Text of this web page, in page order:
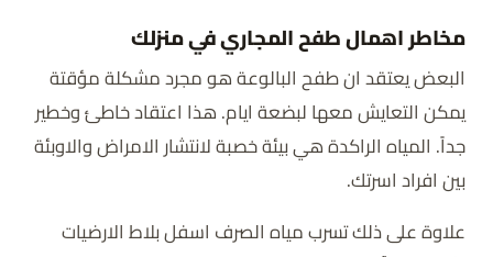
مخاطر اهمال طفح المجاري في منزلك
البعض يعتقد ان طفح البالوعة هو مجرد مشكلة مؤقتة
يمكن التعايش معها لبضعة ايام. هذا اعتقاد خاطئ وخطير
جداً. المياه الراكدة هي بيئة خصبة لانتشار الامراض والاوبئة
بين افراد اسرتك.
علاوة على ذلك تسرب مياه الصرف اسفل بلاط الارضيات